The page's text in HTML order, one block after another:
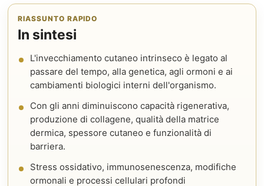
RIASSUNTO RAPIDO
In sintesi
L'invecchiamento cutaneo intrinseco è legato al
passare del tempo, alla genetica, agli ormoni e ai
cambiamenti biologici interni dell'organismo.
Con gli anni diminuiscono capacità rigenerativa,
produzione di collagene, qualità della matrice
dermica, spessore cutaneo e funzionalità di
barriera.
Stress ossidativo, immunosenescenza, modifiche
ormonali e processi cellulari profondi